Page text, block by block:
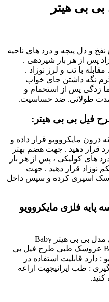
بی هیتر
و دل پیچه و درد های ناحیه
پس از هر بار شیردهی .
با تب و لرز نوزاد .
نگه داشتن جای خواب
زدگی پس از استحمام و
مدت طولانی. ضد حساسیت.
فیل بی بی هیتر:
درون مایکروویو قرار داده و
قرار دهید . جهت هضم بهتر
های کولیکی ، پس از هر بار
نوزاد قرار دهید . جهت
اسپری کرده و سپس داخل
فلزی مایکروویو
عروسک طبی آنتی کولیک طرح فیل مدل بی بی هیتر Baby
Heaterطرح : فیل مدل : Baby Heater عروسک طبی طرح فیل بی
: دارد قابلیت استفاده در
: طب ایرانیجهت اراعه